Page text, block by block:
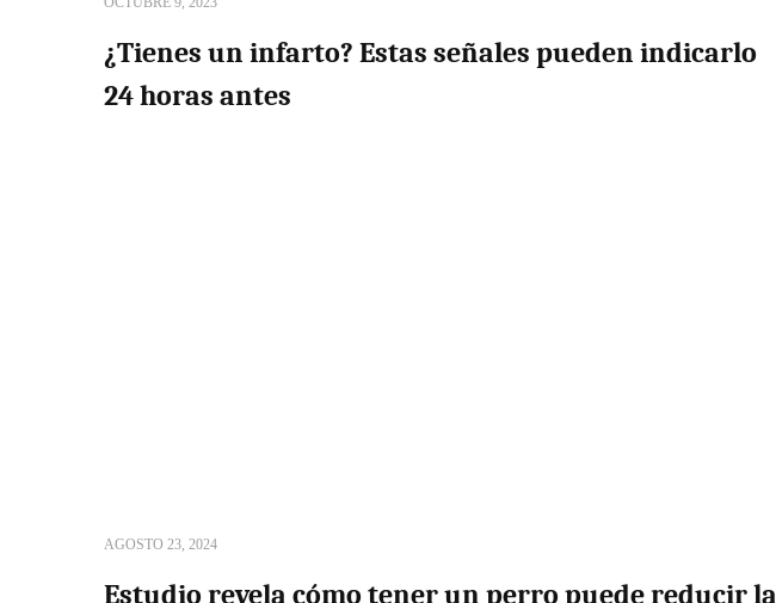
¿Tienes un infarto? Estas señales pueden indicarlo
24 horas antes
AGOSTO 23, 2024
Estudio revela cómo tener un perro puede reducir la